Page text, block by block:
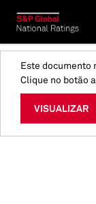
Este documento
Clique no botão
VISUALIZAR